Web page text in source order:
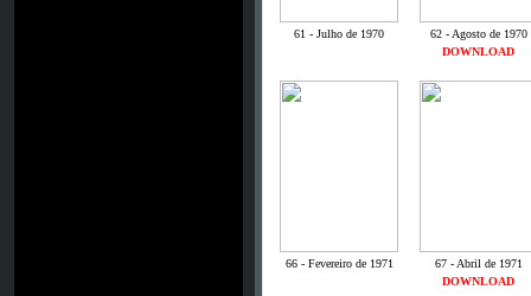
61 - Julho de 1970
62 - Agosto de 1970
DOWNLOAD
66 - Fevereiro de 1971
67 - Abril de 1971
DOWNLOAD